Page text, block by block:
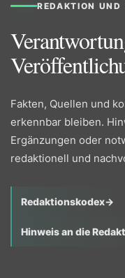
REDAKTION UND
Fakten, Quellen und
erkennbar bleiben.
Ergänzungen oder
redaktionell und
Redaktionskodex→
Hinweis an die